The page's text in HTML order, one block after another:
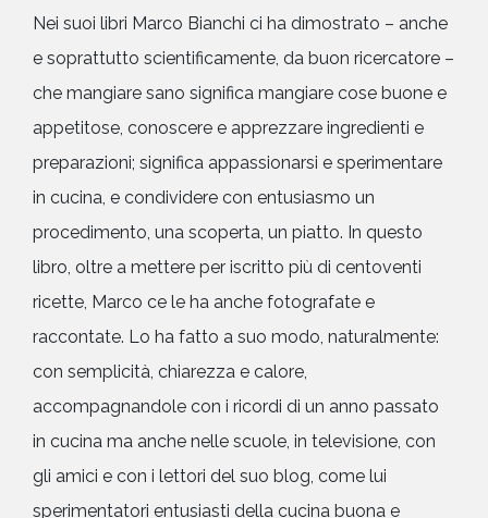
Nei suoi libri Marco Bianchi ci ha dimostrato – anche
e soprattutto scientificamente, da buon ricercatore –
che mangiare sano significa mangiare cose buone e
appetitose, conoscere e apprezzare ingredienti e
preparazioni; significa appassionarsi e sperimentare
in cucina, e condividere con entusiasmo un
procedimento, una scoperta, un piatto. In questo
libro, oltre a mettere per iscritto più di centoventi
ricette, Marco ce le ha anche fotografate e
raccontate. Lo ha fatto a suo modo, naturalmente:
con semplicità, chiarezza e calore,
accompagnandole con i ricordi di un anno passato
in cucina ma anche nelle scuole, in televisione, con
gli amici e con i lettori del suo blog, come lui
sperimentatori entusiasti della cucina buona e